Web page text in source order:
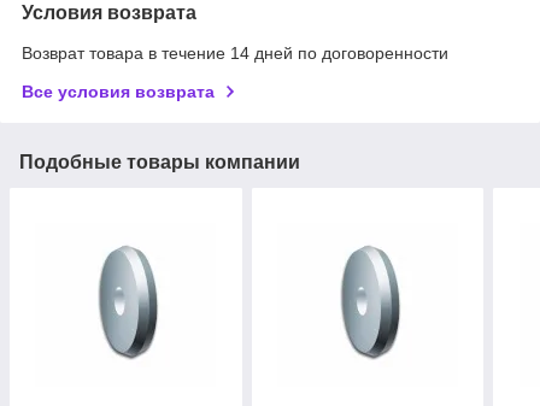
Условия возврата
Возврат товара в течение 14 дней по договоренности
Все условия возврата
Подобные товары компании